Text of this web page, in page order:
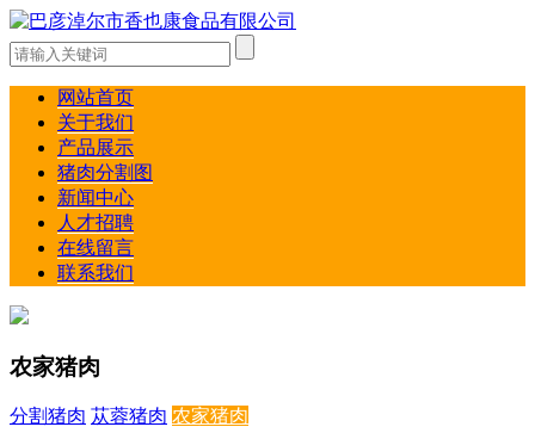
网站首页
关于我们
产品展示
猪肉分割图
新闻中心
人才招聘
在线留言
联系我们
农家猪肉
分割猪肉 苁蓉猪肉 农家猪肉